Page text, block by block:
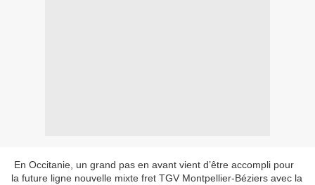
En Occitanie, un grand pas en avant vient d’être accompli pour
la future ligne nouvelle mixte fret TGV Montpellier-Béziers avec la